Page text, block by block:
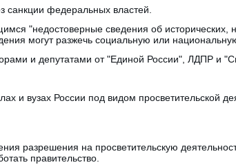
санкции федеральных властей.
"недостоверные сведения об исторических,
могут разжечь социальную или
и депутатами от "Единой России", ЛДПР и
и вузах России под видом просветительской
разрешения на просветительскую
правительство.